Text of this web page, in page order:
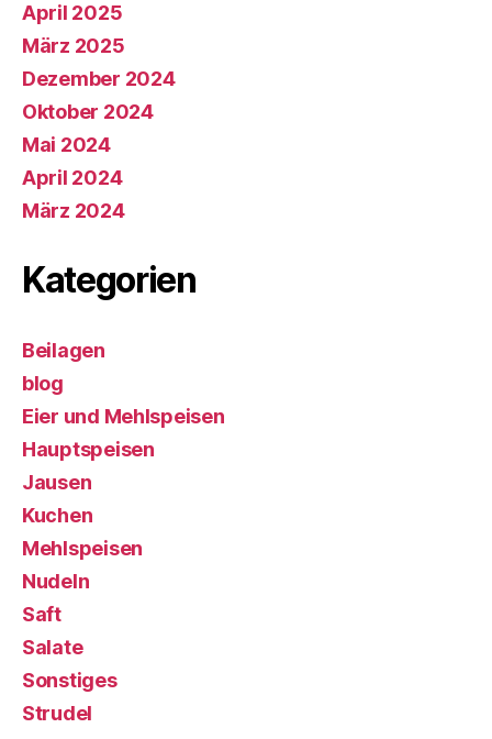
April 2025
März 2025
Dezember 2024
Oktober 2024
Mai 2024
April 2024
März 2024
Kategorien
Beilagen
blog
Eier und Mehlspeisen
Hauptspeisen
Jausen
Kuchen
Mehlspeisen
Nudeln
Saft
Salate
Sonstiges
Strudel